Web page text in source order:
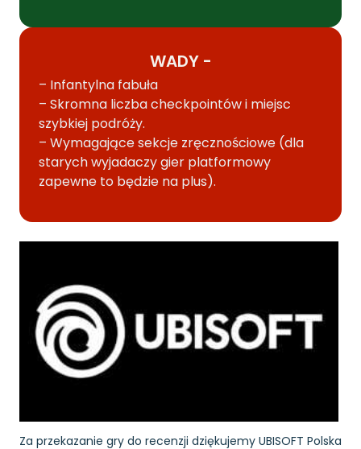
WADY -
– Infantylna fabuła
– Skromna liczba checkpointów i miejsc
szybkiej podróży.
– Wymagające sekcje zręcznościowe (dla
starych wyjadaczy gier platformowy
zapewne to będzie na plus).
Za przekazanie gry do recenzji dziękujemy UBISOFT Polska